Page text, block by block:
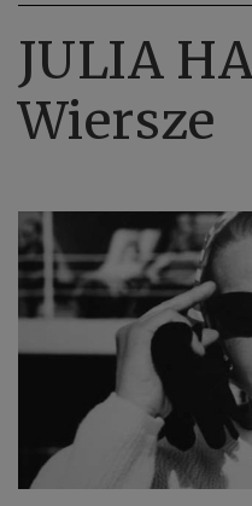
JULIA
Wiersze